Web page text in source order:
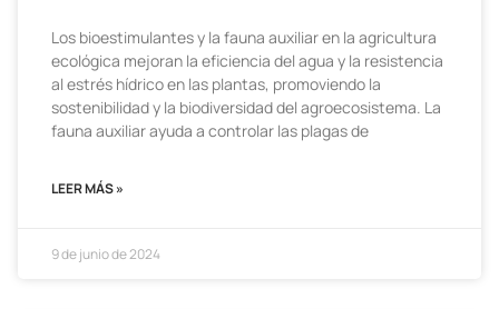
Los bioestimulantes y la fauna auxiliar en la agricultura
ecológica mejoran la eficiencia del agua y la resistencia
al estrés hídrico en las plantas, promoviendo la
sostenibilidad y la biodiversidad del agroecosistema. La
fauna auxiliar ayuda a controlar las plagas de
LEER MÁS »
9 de junio de 2024